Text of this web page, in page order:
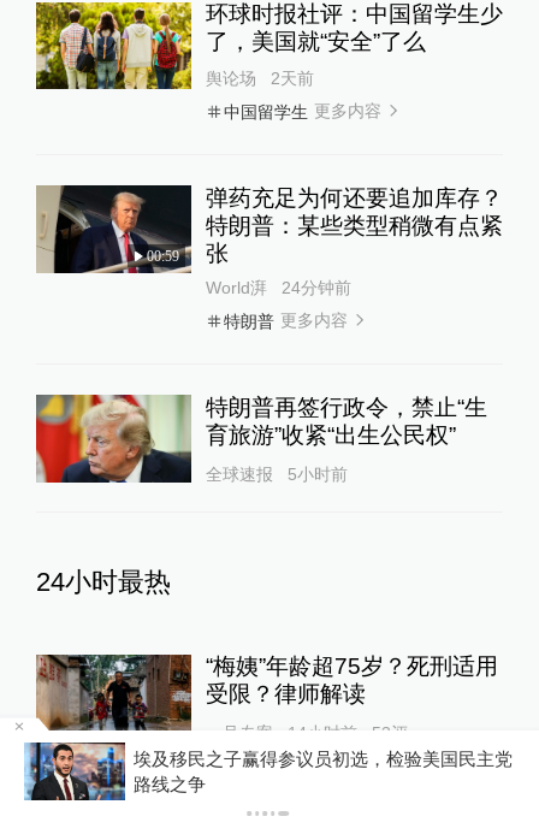
环球时报社评：中国留学生少
了，美国就“安全”了么
舆论场
2天前
中国留学生 更多内容
00:59
弹药充足为何还要追加库存？
特朗普：某些类型稍微有点紧
张
World湃
24分钟前
特朗普 更多内容
特朗普再签行政令，禁止“生
育旅游”收紧“出生公民权”
全球速报 5小时前
24小时最热
“梅姨”年龄超75岁？死刑适用
受限？律师解读
一号专案 14小时前 53评
游客睡自己车里被酒店收150
埃及移民之子赢得参议员初选，检验美国民主党
路线之争